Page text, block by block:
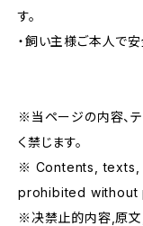
す。
・飼い主様ご本人で
※当ページの内容、
く禁じます。
※ Contents, texts,
prohibited without
※决禁止的内容,原文,